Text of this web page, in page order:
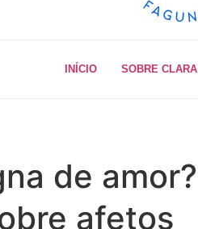
INÍCIO SOBRE CLARA
de amor?
afetos